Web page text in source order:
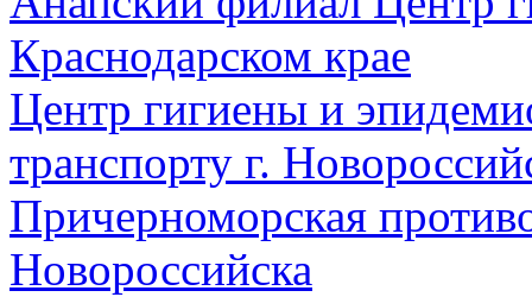
Краснодарском крае
Центр гигиены и
транспорту г.
Причерноморская
Новороссийска